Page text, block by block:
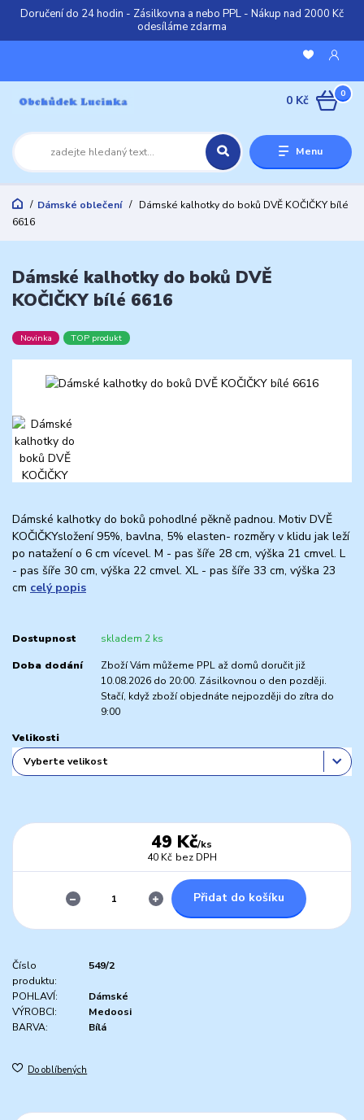
Doručení do 24 hodin - Zásilkovna a nebo PPL - Nákup nad 2000 Kč
odesíláme zdarma
Menu
0
0 Kč
Dámské oblečení
Dámské kalhotky do boků DVĚ KOČIČKY bílé
6616
Dámské kalhotky do boků DVĚ
KOČIČKY bílé 6616
Novinka TOP produkt
Dámské kalhotky do boků pohodlné pěkně padnou. Motiv DVĚ
KOČIČKYsložení 95%, bavlna, 5% elasten- rozměry v klidu jak leží
po natažení o 6 cm vícevel. M - pas šíře 28 cm, výška 21 cmvel. L
- pas šíře 30 cm, výška 22 cmvel. XL - pas šíře 33 cm, výška 23
cm celý popis
Dostupnost skladem 2 ks
Doba dodání
Zboží Vám můžeme PPL až domů doručit již
10.08.2026 do 20:00. Zásilkovnou o den později.
Stačí, když zboží objednáte nejpozději do zítra do
9:00
Velikosti
49 Kč/ks
40 Kč bez DPH
Přidat do košíku
Číslo
produktu:
549/2
POHLAVÍ:
Dámské
VÝROBCI:
Medoosi
BARVA:
Bílá
Do oblíbených